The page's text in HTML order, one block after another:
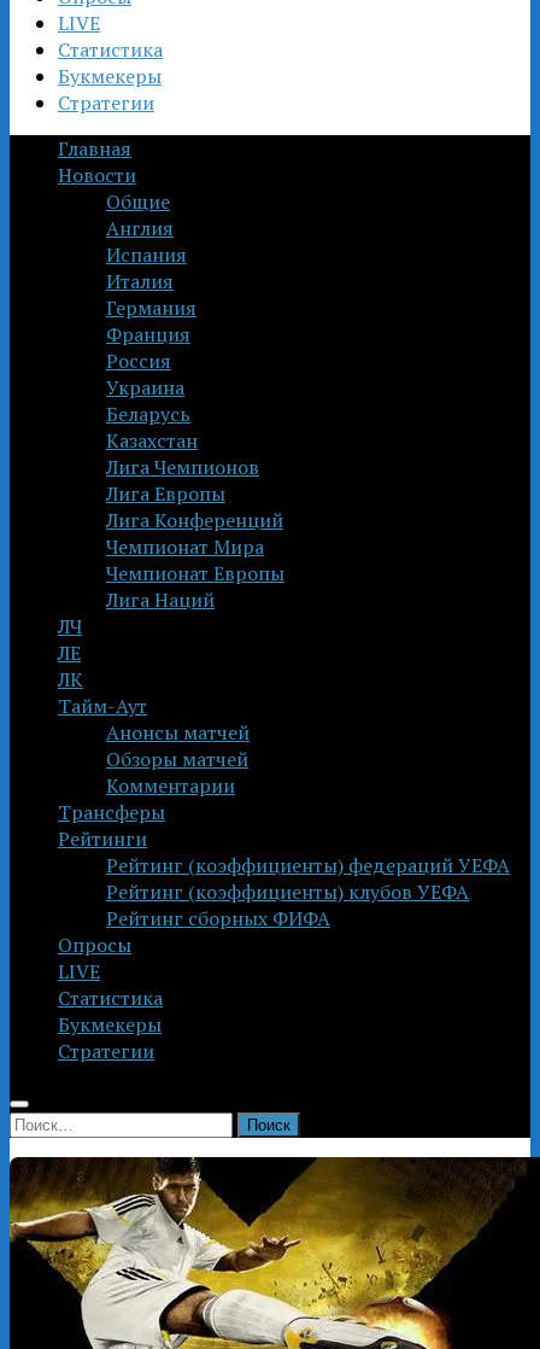
LIVE
Статистика
Букмекеры
Стратегии
Главная
Новости
Общие
Англия
Испания
Италия
Германия
Франция
Россия
Украина
Беларусь
Казахстан
Лига Чемпионов
Лига Европы
Лига Конференций
Чемпионат Мира
Чемпионат Европы
Лига Наций
ЛЧ
ЛЕ
ЛК
Тайм-Аут
Анонсы матчей
Обзоры матчей
Комментарии
Трансферы
Рейтинги
Рейтинг (коэффициенты) федераций УЕФА
Рейтинг (коэффициенты) клубов УЕФА
Рейтинг сборных ФИФА
Опросы
LIVE
Статистика
Букмекеры
Стратегии
Найти: